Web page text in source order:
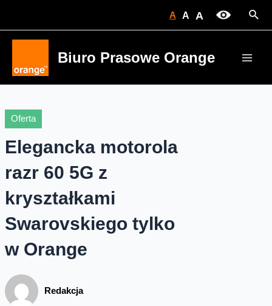
A A A
Biuro Prasowe Orange
Oferta
Elegancka motorola
razr 60 5G z
kryształkami
Swarovskiego tylko
w Orange
Redakcja